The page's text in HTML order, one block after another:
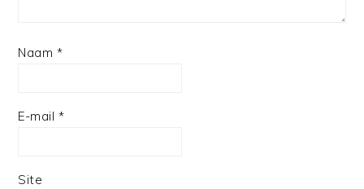
Naam *
E-mail *
Site